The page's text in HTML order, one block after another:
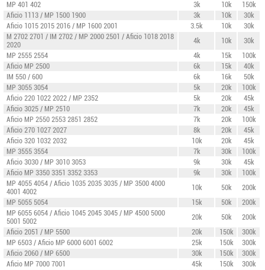
MP 401 402
3k 10k
150k
Aficio 1113 / MP 1500 1900
3k 10k
30k
Aficio 1015 2015 2016 / MP 1600 2001
3.5k 10k
30k
M 2702 2701 / IM 2702 / MP 2000 2501 / Aficio 1018 2018
2020
4k 10k
30k
MP 2555 2554 4k 15k
100k
Aficio MP 2500
6k 15k
40k
IM 550 / 600 6k 16k
50k
MP 3055 3054 5k 20k
100k
Aficio 220 1022 2022 / MP 2352
5k 20k
45k
Aficio 3025 / MP 2510
7k 20k
45k
Aficio MP 2550 2553 2851 2852
7k 20k
100k
Aficio 270 1027 2027
8k 20k
45k
Aficio 320 1032 2032
10k 20k
45k
MP 3555 3554 7k 30k
100k
Aficio 3030 / MP 3010 3053
9k 30k
45k
Aficio MP 3350 3351 3352 3353
9k 30k
100k
MP 4055 4054 / Aficio 1035 2035 3035 / MP 3500 4000
4001 4002
10k 50k
200k
MP 5055 5054 15k 50k
200k
MP 6055 6054 / Aficio 1045 2045 3045 / MP 4500 5000
5001 5002
20k 50k
200k
Aficio 2051 / MP 5500
20k 150k
300k
MP 6503 / Aficio MP 6000 6001 6002 25k 150k
300k
Aficio 2060 / MP 6500
30k 150k
300k
Aficio MP 7000 7001
45k 150k
300k